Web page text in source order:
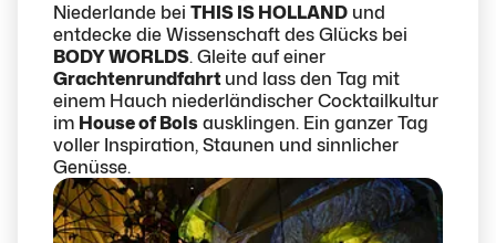
Niederlande bei THIS IS HOLLAND und
entdecke die Wissenschaft des Glücks bei
BODY WORLDS. Gleite auf einer
Grachtenrundfahrtund lass den Tag mit
einem Hauch niederländischer Cocktailkultur
im House of Bolsausklingen. Ein ganzer Tag
voller Inspiration, Staunen und sinnlicher
Genüsse.